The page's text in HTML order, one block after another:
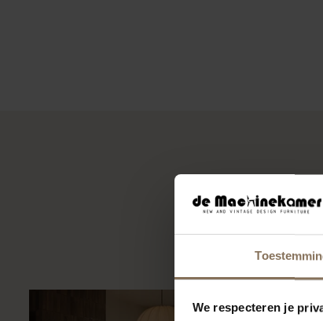
We respecteren je
Ook voor de